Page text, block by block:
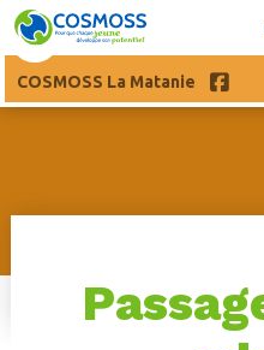
COSMOSS La Matanie